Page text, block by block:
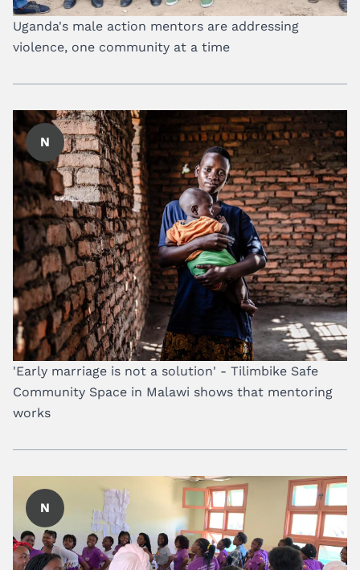
Uganda's male action mentors are addressing
violence, one community at a time
N
'Early marriage is not a solution' - Tilimbike Safe
Community Space in Malawi shows that mentoring
works
N